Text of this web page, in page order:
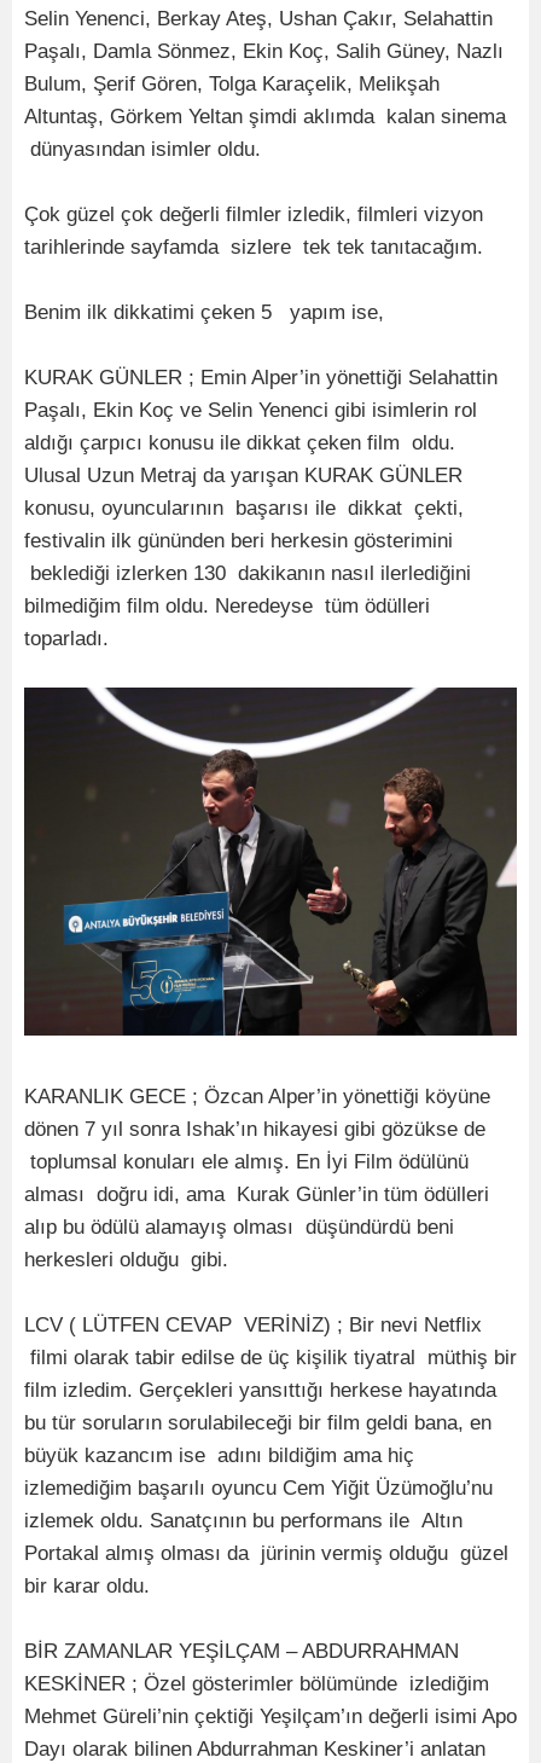
Selin Yenenci, Berkay Ateş, Ushan Çakır, Selahattin
Paşalı, Damla Sönmez, Ekin Koç, Salih Güney, Nazlı
Bulum, Şerif Gören, Tolga Karaçelik, Melikşah
Altuntaş, Görkem Yeltan şimdi aklımda kalan sinema
dünyasından isimler oldu.
Çok güzel çok değerli filmler izledik, filmleri vizyon
tarihlerinde sayfamda sizlere tek tek tanıtacağım.
Benim ilk dikkatimi çeken 5 yapım ise,
KURAK GÜNLER ; Emin Alper’in yönettiği Selahattin
Paşalı, Ekin Koç ve Selin Yenenci gibi isimlerin rol
aldığı çarpıcı konusu ile dikkat çeken film oldu.
Ulusal Uzun Metraj da yarışan KURAK GÜNLER
konusu, oyuncularının başarısı ile dikkat çekti,
festivalin ilk gününden beri herkesin gösterimini
beklediği izlerken 130 dakikanın nasıl ilerlediğini
bilmediğim film oldu. Neredeyse tüm ödülleri
toparladı.
KARANLIK GECE ; Özcan Alper’in yönettiği köyüne
dönen 7 yıl sonra Ishak’ın hikayesi gibi gözükse de
toplumsal konuları ele almış. En İyi Film ödülünü
alması doğru idi, ama Kurak Günler’in tüm ödülleri
alıp bu ödülü alamayış olması düşündürdü beni
herkesleri olduğu gibi.
LCV ( LÜTFEN CEVAP VERİNİZ) ; Bir nevi Netflix
filmi olarak tabir edilse de üç kişilik tiyatral müthiş bir
film izledim. Gerçekleri yansıttığı herkese hayatında
bu tür soruların sorulabileceği bir film geldi bana, en
büyük kazancım ise adını bildiğim ama hiç
izlemediğim başarılı oyuncu Cem Yiğit Üzümoğlu’nu
izlemek oldu. Sanatçının bu performans ile Altın
Portakal almış olması da jürinin vermiş olduğu güzel
bir karar oldu.
BİR ZAMANLAR YEŞİLÇAM – ABDURRAHMAN
KESKİNER ; Özel gösterimler bölümünde izlediğim
Mehmet Güreli’nin çektiği Yeşilçam’ın değerli isimi Apo
Dayı olarak bilinen Abdurrahman Keskiner’i anlatan